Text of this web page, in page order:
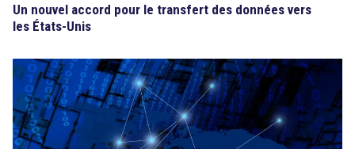
Un nouvel accord pour le transfert des données vers
les États-Unis